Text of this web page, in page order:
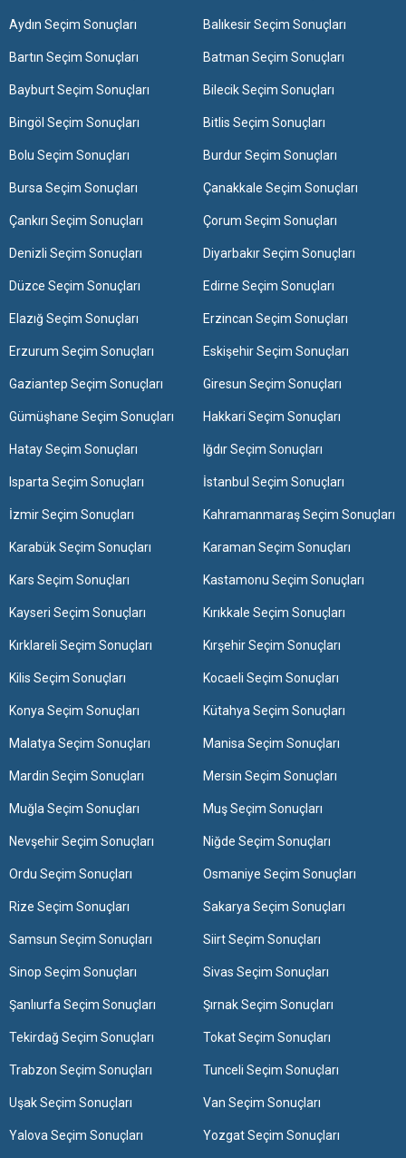
Aydın Seçim Sonuçları Balıkesir Seçim Sonuçları
Bartın Seçim Sonuçları Batman Seçim Sonuçları
Bayburt Seçim Sonuçları Bilecik Seçim Sonuçları
Bingöl Seçim Sonuçları Bitlis Seçim Sonuçları
Bolu Seçim Sonuçları Burdur Seçim Sonuçları
Bursa Seçim Sonuçları Çanakkale Seçim Sonuçları
Çankırı Seçim Sonuçları Çorum Seçim Sonuçları
Denizli Seçim Sonuçları Diyarbakır Seçim Sonuçları
Düzce Seçim Sonuçları Edirne Seçim Sonuçları
Elazığ Seçim Sonuçları Erzincan Seçim Sonuçları
Erzurum Seçim Sonuçları Eskişehir Seçim Sonuçları
Gaziantep Seçim Sonuçları Giresun Seçim Sonuçları
Gümüşhane Seçim Sonuçları Hakkari Seçim Sonuçları
Hatay Seçim Sonuçları Iğdır Seçim Sonuçları
Isparta Seçim Sonuçları İstanbul Seçim Sonuçları
İzmir Seçim Sonuçları Kahramanmaraş Seçim Sonuçları
Karabük Seçim Sonuçları Karaman Seçim Sonuçları
Kars Seçim Sonuçları Kastamonu Seçim Sonuçları
Kayseri Seçim Sonuçları Kırıkkale Seçim Sonuçları
Kırklareli Seçim Sonuçları Kırşehir Seçim Sonuçları
Kilis Seçim Sonuçları Kocaeli Seçim Sonuçları
Konya Seçim Sonuçları Kütahya Seçim Sonuçları
Malatya Seçim Sonuçları Manisa Seçim Sonuçları
Mardin Seçim Sonuçları Mersin Seçim Sonuçları
Muğla Seçim Sonuçları Muş Seçim Sonuçları
Nevşehir Seçim Sonuçları Niğde Seçim Sonuçları
Ordu Seçim Sonuçları Osmaniye Seçim Sonuçları
Rize Seçim Sonuçları Sakarya Seçim Sonuçları
Samsun Seçim Sonuçları Siirt Seçim Sonuçları
Sinop Seçim Sonuçları Sivas Seçim Sonuçları
Şanlıurfa Seçim Sonuçları Şırnak Seçim Sonuçları
Tekirdağ Seçim Sonuçları Tokat Seçim Sonuçları
Trabzon Seçim Sonuçları Tunceli Seçim Sonuçları
Uşak Seçim Sonuçları Van Seçim Sonuçları
Yalova Seçim Sonuçları Yozgat Seçim Sonuçları